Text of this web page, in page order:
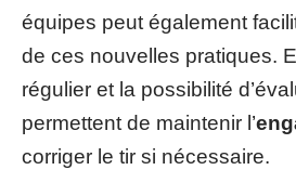
équipes peut également
de ces nouvelles pratiques.
régulier et la possibilité
permettent de maintenir l’
corriger le tir si nécessaire.